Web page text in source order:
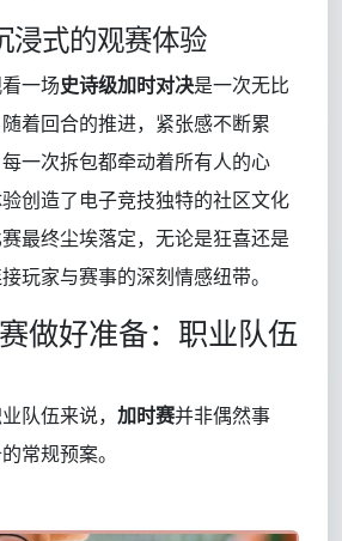
浸式的观赛体验
一场史诗级加时对决是一次无比
着回合的推进，紧张感不断累
一次拆包都牵动着所有人的心
创造了电子竞技独特的社区文化
最终尘埃落定，无论是狂喜还是
玩家与赛事的深刻情感纽带。
做好准备：职业队伍
队伍来说， 加时赛并非偶然事
常规预案。